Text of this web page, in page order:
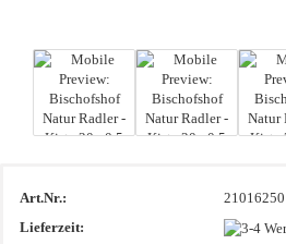
Art.Nr.:
21016250
Lieferzeit: